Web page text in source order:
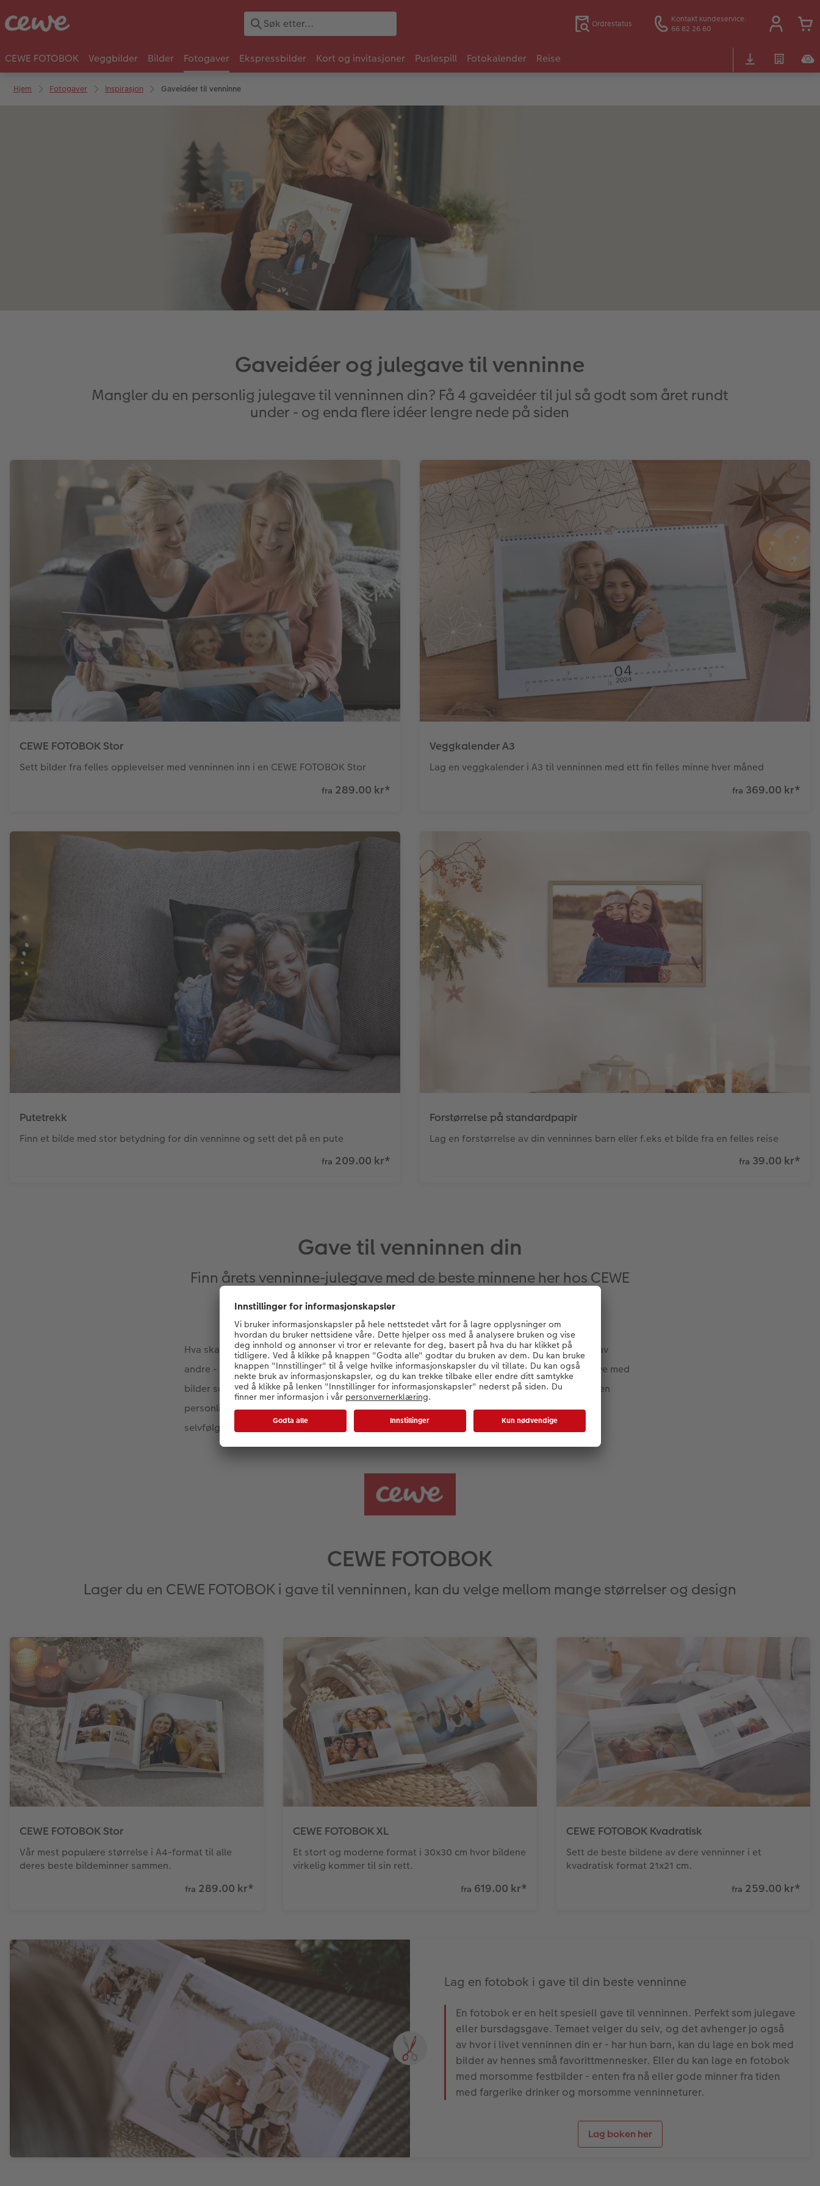
Ordrestatus
Kontakt kundeservice:
66 82 26 60
CEWE FOTOBOK Veggbilder Bilder Fotogaver Ekspressbilder Kort og invitasjoner Puslespill Fotokalender Reise
Hjem Fotogaver Inspirasjon Gaveidéer til venninne
Gaveidéer og julegave til venninne
Mangler du en personlig julegave til venninnen din? Få 4 gaveidéer til jul så godt som året rundt
under - og enda flere idéer lengre nede på siden
CEWE FOTOBOK Stor
Sett bilder fra felles opplevelser med venninnen inn i en CEWE FOTOBOK Stor
fra 289.00 kr*
Veggkalender A3
Lag en veggkalender i A3 til venninnen med ett fin felles minne hver måned
fra 369.00 kr*
Putetrekk
Finn et bilde med stor betydning for din venninne og sett det på en pute
fra 209.00 kr*
Forstørrelse på standardpapir
Lag en forstørrelse av din venninnes barn eller f.eks et bilde fra en felles reise
fra 39.00 kr*
Gave til venninnen din
Finn årets venninne-julegave med de beste minnene her hos CEWE
Hva skal du gi venninnen din i år? Vil du gi henne noe hun ikke allerede har, noe hun ikke får av
andre - og en av de mest personlige gavene man kan få? Da bør du lage en personlig julegave med
bilder som vekker fine minner. En CEWE FOTOBOK tar klart førsteplassen når det kommer til en
personlig gave til bestevenninnen. Testvinner i kvalitet og unik i sine minner! Du fyller den
selvfølgelig med hennes opplevelser.
CEWE FOTOBOK
Lager du en CEWE FOTOBOK i gave til venninnen, kan du velge mellom mange størrelser og design
CEWE FOTOBOK Stor
Vår mest populære størrelse i A4-format til alle
deres beste bildeminner sammen.
fra 289.00 kr*
CEWE FOTOBOK XL
Et stort og moderne format i 30x30 cm hvor bildene
virkelig kommer til sin rett.
fra 619.00 kr*
CEWE FOTOBOK Kvadratisk
Sett de beste bildene av dere venninner i et
kvadratisk format 21x21 cm.
fra 259.00 kr*
Lag en fotobok i gave til din beste venninne
En fotobok er en helt spesiell gave til venninnen. Perfekt som julegave
eller bursdagsgave. Temaet velger du selv, og det avhenger jo også
av hvor i livet venninnen din er - har hun barn, kan du lage en bok med
bilder av hennes små favorittmennesker. Eller du kan lage en fotobok
med morsomme festbilder - enten fra nå eller gode minner fra tiden
med fargerike drinker og morsomme venninneturer.
Lag boken her